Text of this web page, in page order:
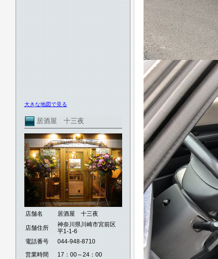
大きな地図で見る
居酒屋 十三夜
店舗名 居酒屋 十三夜
店舗住所
神奈川県川崎市宮前区
平1-1-6
電話番号
044-948-8710
営業時間
17：00～24：00